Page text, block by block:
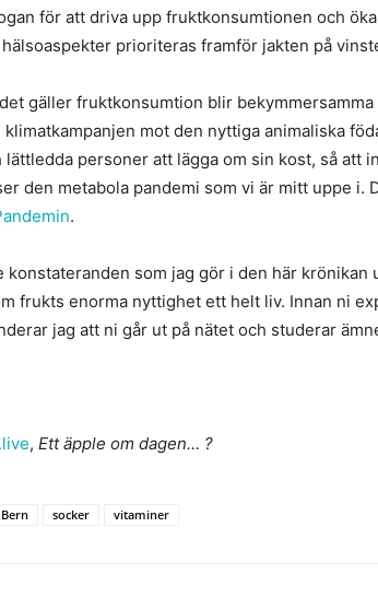
för att driva upp fruktkonsumtionen och
prioriteras framför jakten på
gäller fruktkonsumtion blir
mot den nyttiga animaliska
personer att lägga om sin kost, så att
den metabola pandemi som vi är mitt uppe i.
.
som jag gör i den här krönikan
frukts enorma nyttighet ett helt liv. Innan ni
jag att ni går ut på nätet och studerar
, Ett äpple om dagen… ?
socker vitaminer